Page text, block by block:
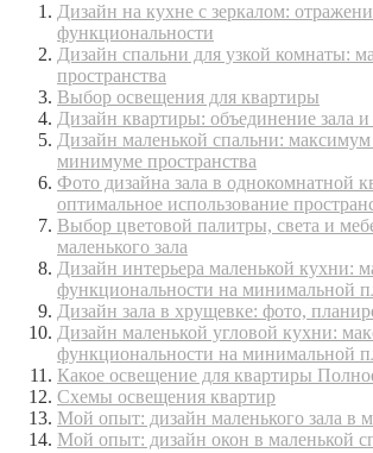
Дизайн на кухне с зеркалом:
функциональности
Дизайн спальни для узкой комнаты:
пространства
Выбор освещения для квартиры
Дизайн квартиры: объединение зала
Дизайн маленькой спальни:
минимуме пространства
Фото дизайна зала в однокомнатной
оптимальное использование
Выбор цветовой палитры, света и
маленького зала
Дизайн интерьера маленькой кухни:
функциональности на минимальной
Дизайн зала в хрущевке: фото,
Дизайн маленькой угловой кухни:
функциональности на минимальной
Какое освещение для квартиры
Схемы освещения квартир
Мой опыт: дизайн маленького зала в
Мой опыт: дизайн окон в маленькой